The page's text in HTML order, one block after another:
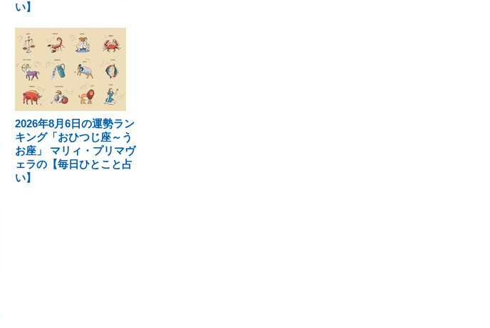
い】
2026年8月6日の運勢ラン
キング「おひつじ座～う
お座」 マリィ・プリマヴ
ェラの【毎日ひとこと占
い】